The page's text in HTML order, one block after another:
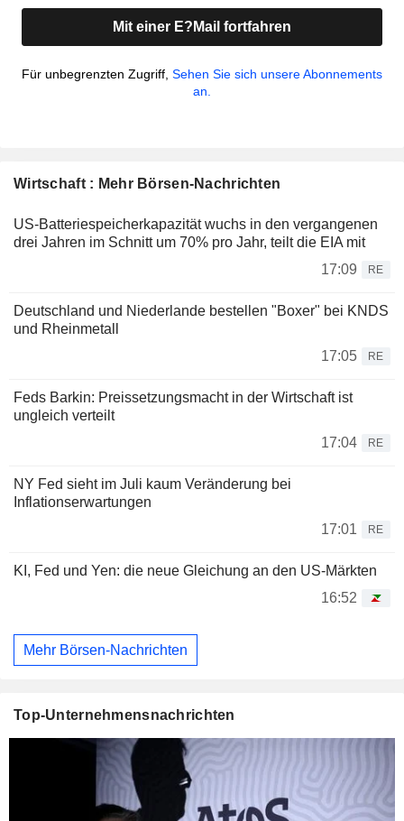
Mit einer E?Mail fortfahren
Für unbegrenzten Zugriff, Sehen Sie sich unsere Abonnements
an.
Wirtschaft : Mehr Börsen-Nachrichten
US-Batteriespeicherkapazität wuchs in den vergangenen
drei Jahren im Schnitt um 70% pro Jahr, teilt die EIA mit
17:09
RE
Deutschland und Niederlande bestellen "Boxer" bei KNDS
und Rheinmetall
17:05
RE
Feds Barkin: Preissetzungsmacht in der Wirtschaft ist
ungleich verteilt
17:04
RE
NY Fed sieht im Juli kaum Veränderung bei
Inflationserwartungen
17:01
RE
KI, Fed und Yen: die neue Gleichung an den US-Märkten
16:52
Mehr Börsen-Nachrichten
Top-Unternehmensnachrichten